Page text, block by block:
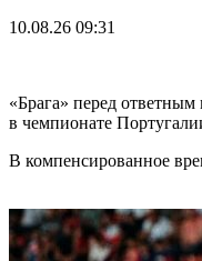
10.08.26 09:31
«Брага» перед
в чемпионате
В компенсированное